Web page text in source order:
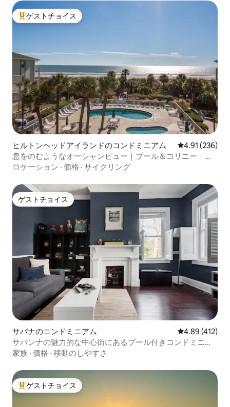
大好評のゲストチョイスです。
ゲストチョイス
ヒルトンヘッドアイランドのコンドミニアム レビュー236
4.91 (236)
息をのむようなオーシャンビュー｜プール＆コリニー｜最
上階
ロケーション · 価格 · サイクリング
ゲストチョイス
ゲストチョイス
サバナのコンドミニアム レビュー412
4.89 (412)
サバンナの魅力的な中心街にあるプール付きコンドミニア
ム
家族 · 価格 · 移動のしやすさ
大好評のゲストチョイスです。
ゲストチョイス